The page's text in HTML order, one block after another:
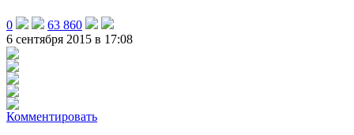
0
63 860
6 сентября 2015 в 17:08
Комментировать